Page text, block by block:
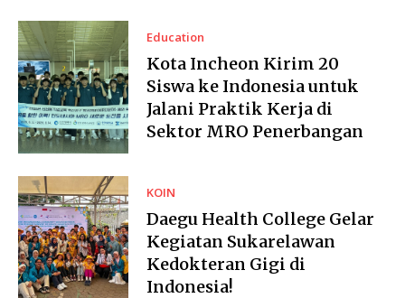
Education
Kota Incheon Kirim 20
Siswa ke Indonesia untuk
Jalani Praktik Kerja di
Sektor MRO Penerbangan
KOIN
Daegu Health College Gelar
Kegiatan Sukarelawan
Kedokteran Gigi di
Indonesia!